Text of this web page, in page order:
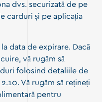
dvs. securizată de pe
carduri și pe aplicația
data de expirare. Dacă
vă rugăm să
folosind detaliile de
Vă rugăm să rețineți
pentru